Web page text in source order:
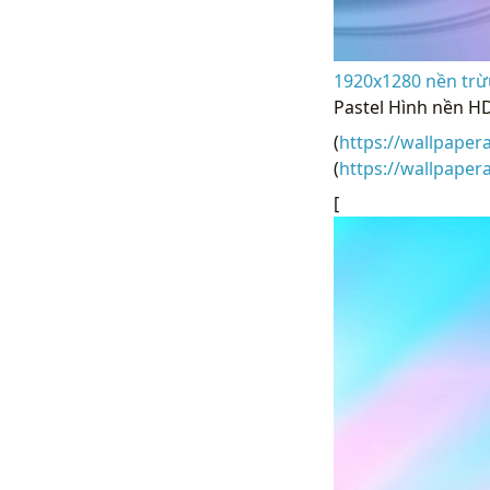
1920x1280 nền
Pastel Hình nền
(https://
(https://
[